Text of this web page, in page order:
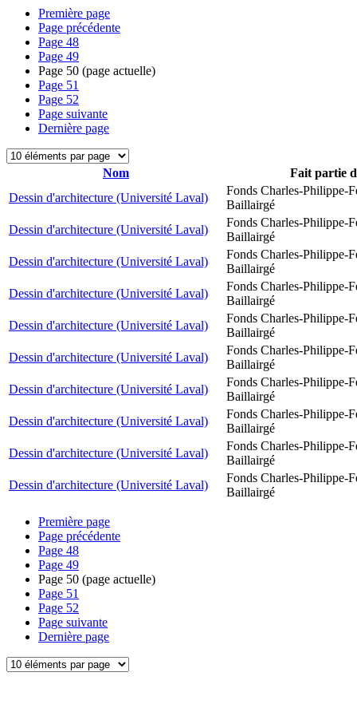
Première page
Page précédente
Page 48
Page 49
Page 50 (page actuelle)
Page 51
Page 52
Page suivante
Dernière page
Nom
Fait partie
Dessin d'architecture (Université Laval)
Fonds Charles-Philippe-
Baillairgé
Dessin d'architecture (Université Laval)
Fonds Charles-Philippe-
Baillairgé
Dessin d'architecture (Université Laval)
Fonds Charles-Philippe-
Baillairgé
Dessin d'architecture (Université Laval)
Fonds Charles-Philippe-
Baillairgé
Dessin d'architecture (Université Laval)
Fonds Charles-Philippe-
Baillairgé
Dessin d'architecture (Université Laval)
Fonds Charles-Philippe-
Baillairgé
Dessin d'architecture (Université Laval)
Fonds Charles-Philippe-
Baillairgé
Dessin d'architecture (Université Laval)
Fonds Charles-Philippe-
Baillairgé
Dessin d'architecture (Université Laval)
Fonds Charles-Philippe-
Baillairgé
Dessin d'architecture (Université Laval)
Fonds Charles-Philippe-
Baillairgé
Première page
Page précédente
Page 48
Page 49
Page 50 (page actuelle)
Page 51
Page 52
Page suivante
Dernière page